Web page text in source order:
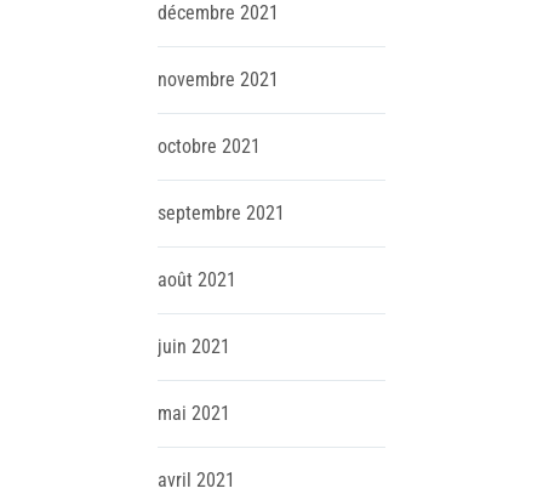
décembre 2021
novembre 2021
octobre 2021
septembre 2021
août 2021
juin 2021
mai 2021
avril 2021